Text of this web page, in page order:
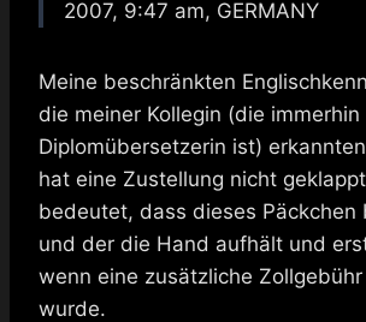
2007, 9:47 am, GERMANY
Meine beschränkten
die meiner Kollegin (die immerhin
Diplomübersetzerin ist)
hat eine Zustellung nicht
bedeutet, dass dieses Päckchen
und der die Hand aufhält und
wenn eine zusätzliche
wurde.